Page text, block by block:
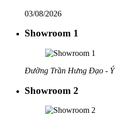
03/08/2026
Showroom 1
Đường Trần Hưng Đạo - Ý
Showroom 2